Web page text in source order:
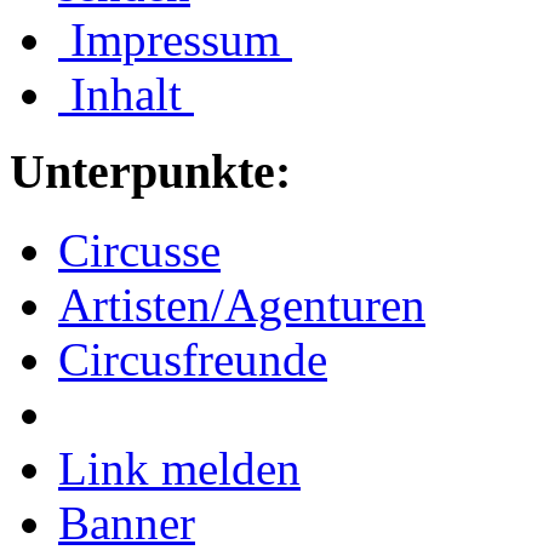
Impressum
Inhalt
Unterpunkte:
Circusse
Artisten/Agenturen
Circusfreunde
Link melden
Banner